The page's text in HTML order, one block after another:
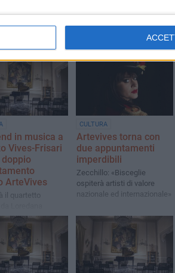
in musica a
Vives-Frisari
ArteVives
il quartetto
Valerio Silvestro ,
e Tancredi
CULTURA
Artevives torna con
due appuntamenti
imperdibili
Zecchillo: «Bisceglie
ospiterà artisti di valore
nazionale ed internazionale»